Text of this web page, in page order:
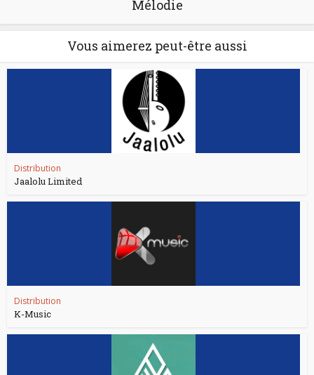
Mélodie
Vous aimerez peut-être aussi
Distribution
Jaalolu Limited
Distribution
K-Music